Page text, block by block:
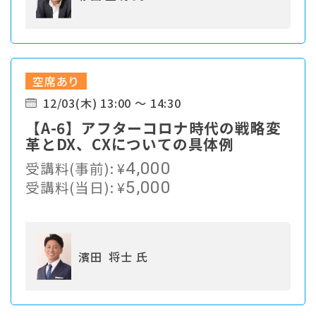
空席あり
12/03(木) 13:00 ～ 14:30
【A-6】アフターコロナ時代の戦略変
革とDX、CXについての具体例
受講料(事前):¥4,000
受講料(当日):¥5,000
濱田 将士 氏